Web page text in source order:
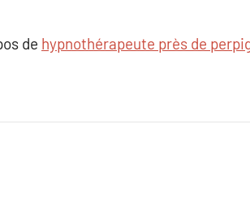
de hypnothérapeute près de